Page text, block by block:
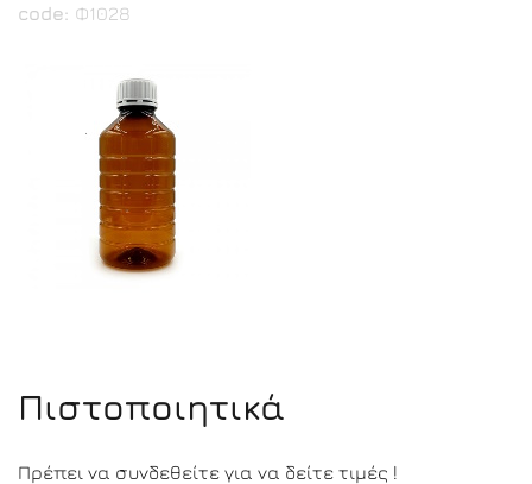
code: Φ1028
Πιστοποιητικά
Πρέπει να συνδεθείτε για να δείτε τιμές !